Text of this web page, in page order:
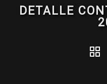
DETALLE